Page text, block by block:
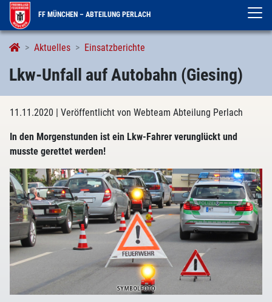
FF MÜNCHEN – ABTEILUNG PERLACH
Aktuelles Einsatzberichte
Lkw-Unfall auf Autobahn (Giesing)
11.11.2020 | Veröffentlicht von Webteam Abteilung Perlach
In den Morgenstunden ist ein Lkw-Fahrer verunglückt und
musste gerettet werden!